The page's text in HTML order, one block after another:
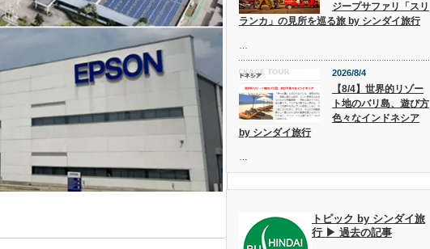
ジープサファリ「スリ
ランカ」の見所を巡る旅 by シンダイ旅行
2026/8/4
【8/4】世界的リゾー
ト地のバリ島、遊び方
色々なインドネシア
by シンダイ旅行
トピック by シンダイ旅
行 ▶ 過去の記事